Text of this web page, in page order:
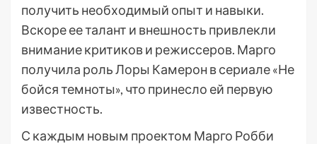
получить необходимый опыт и навыки.
Вскоре ее талант и внешность привлекли
внимание критиков и режиссеров. Марго
получила роль Лоры Камерон в сериале «Не
бойся темноты», что принесло ей первую
известность.
С каждым новым проектом Марго Робби